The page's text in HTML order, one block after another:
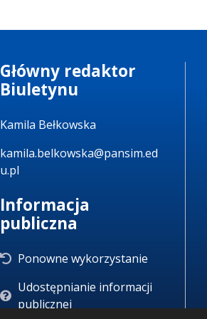
Główny redaktor
Biuletynu
Kamila Bełkowska
kamila.belkowska@pansim.ed
u.pl
Informacja
publiczna
Ponowne wykorzystanie
Udostępnianie informacji
publicznej